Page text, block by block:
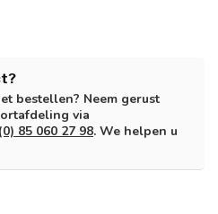
bestellen? Neem gerust
via
85 060 27 98. We helpen u